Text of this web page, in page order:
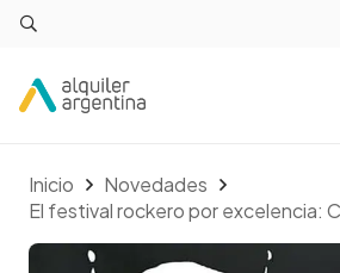
Inicio
Novedades
El festival rockero por excelencia: